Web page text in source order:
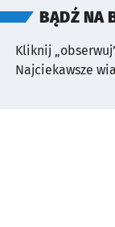
BĄDŹ NA
Kliknij
Najciekawsze